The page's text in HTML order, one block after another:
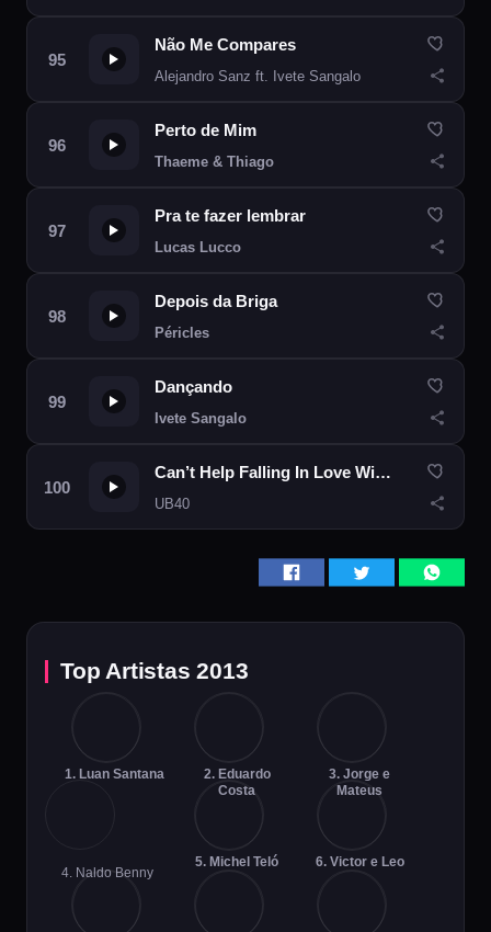
Não Me Compares
Alejandro Sanz ft. Ivete Sangalo
Perto de Mim
Thaeme & Thiago
Pra te fazer lembrar
Lucas Lucco
Depois da Briga
Péricles
Dançando
Ivete Sangalo
Can’t Help Falling In Love With You
UB40
Top Artistas 2013
1. Luan Santana
2. Eduardo
Costa
3. Jorge e
Mateus
4. Naldo Benny
5. Michel Teló 6. Victor e Leo